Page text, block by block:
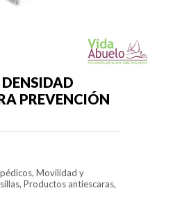
PREVENCIÓN
Movilidad y
Productos antiescaras